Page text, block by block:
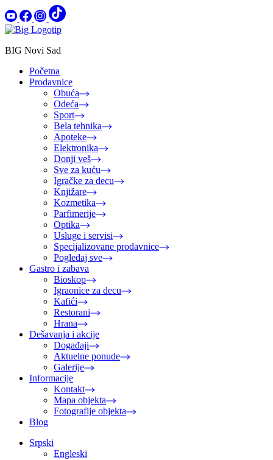
BIG Novi Sad
Početna
Prodavnice
Obuća
Odeća
Sport
Bela tehnika
Apoteke
Elektronika
Donji veš
Sve za kuću
Igračke za decu
Knjižare
Kozmetika
Parfimerije
Optika
Usluge i servisi
Specijalizovane prodavnice
Pogledaj sve
Gastro i zabava
Bioskop
Igraonice za decu
Kafići
Restorani
Hrana
Dešavanja i akcije
Događaji
Aktuelne ponude
Galerije
Informacije
Kontakt
Mapa objekta
Fotografije objekta
Blog
Srpski
Engleski